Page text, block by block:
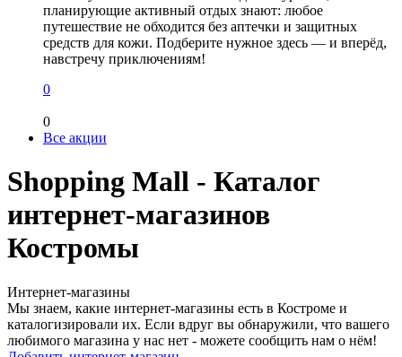
планирующие активный отдых знают: любое
путешествие не обходится без аптечки и защитных
средств для кожи. Подберите нужное здесь — и вперёд,
навстречу приключениям!
0
0
Все акции
Shopping Mall - Каталог
интернет-магазинов
Костромы
Интернет-магазины
Мы знаем, какие интернет-магазины есть в Костроме и
каталогизировали их. Если вдруг вы обнаружили, что вашего
любимого магазина у нас нет - можете сообщить нам о нём!